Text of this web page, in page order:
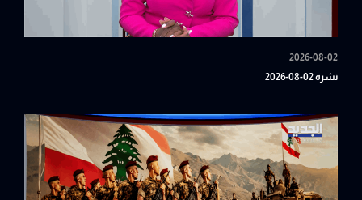
2026-08-02
نشرة 02-08-2026